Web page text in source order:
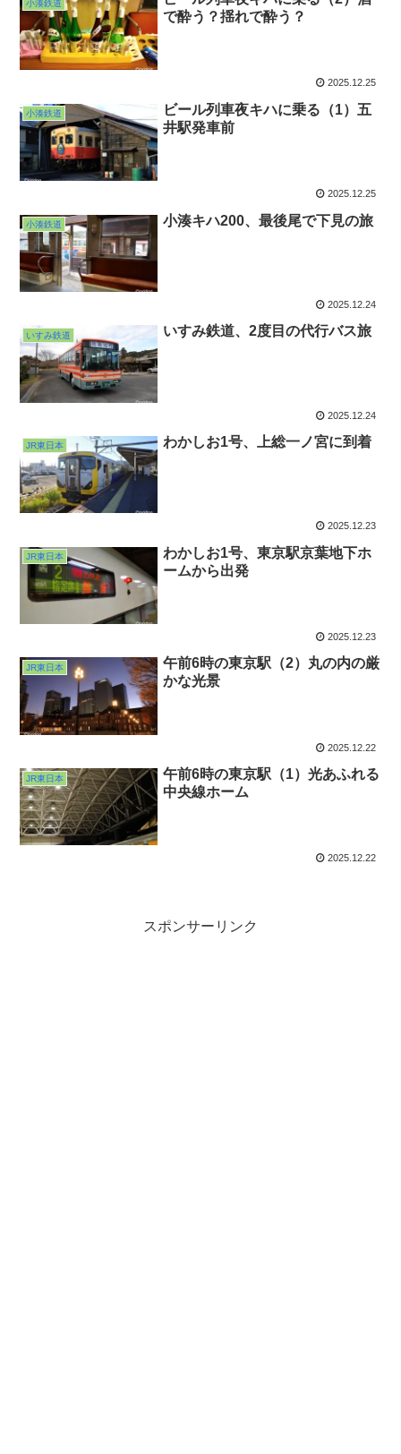
小湊鉄道
で酔う？揺れで酔う？
2025.12.25
小湊鉄道
ビール列車夜キハに乗る（1）五
井駅発車前
2025.12.25
小湊鉄道 小湊キハ200、最後尾で下見の旅
2025.12.24
いすみ鉄道 いすみ鉄道、2度目の代行バス旅
2025.12.24
JR東日本 わかしお1号、上総一ノ宮に到着
2025.12.23
JR東日本
わかしお1号、東京駅京葉地下ホ
ームから出発
2025.12.23
JR東日本
午前6時の東京駅（2）丸の内の厳
かな光景
2025.12.22
JR東日本
午前6時の東京駅（1）光あふれる
中央線ホーム
2025.12.22
スポンサーリンク